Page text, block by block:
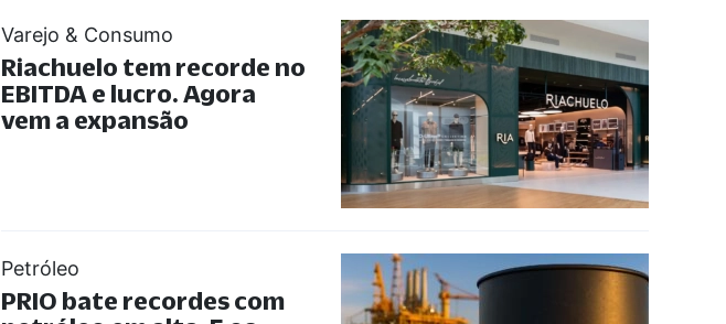
Varejo & Consumo
Riachuelo tem recorde no
EBITDA e lucro. Agora
vem a expansão
Petróleo
PRIO bate recordes com